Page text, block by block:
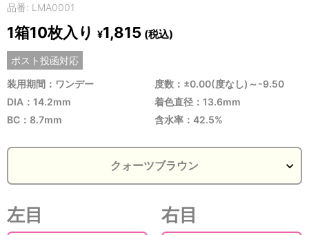
品番: LMA0001
1箱10枚入り ¥1,815 (税込)
ポスト投函対応
装用期間：ワンデー
度数：±0.00(度なし)～-9.50
DIA：14.2mm
着色直径：13.6mm
BC：8.7mm
含水率：42.5%
左目 右目